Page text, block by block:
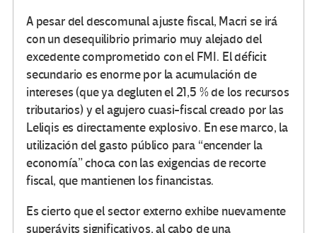
A pesar del descomunal ajuste fiscal, Macri se irá
con un desequilibrio primario muy alejado del
excedente comprometido con el FMI. El déficit
secundario es enorme por la acumulación de
intereses (que ya degluten el 21,5 % de los recursos
tributarios) y el agujero cuasi-fiscal creado por las
Leliqis es directamente explosivo. En ese marco, la
utilización del gasto público para “encender la
economía” choca con las exigencias de recorte
fiscal, que mantienen los financistas.
Es cierto que el sector externo exhibe nuevamente
superávits significativos, al cabo de una